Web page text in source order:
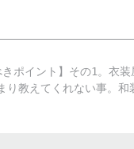
きポイント】その1。衣
り教えてくれない事。